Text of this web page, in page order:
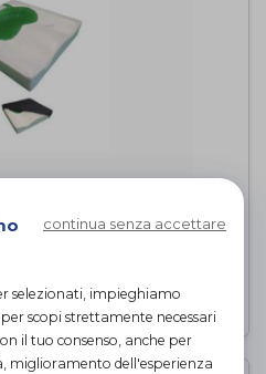
IN NEGOZIO
continua senza accettare
selezionati, impieghiamo
scopi strettamente necessari
il tuo consenso, anche per
miglioramento dell'esperienza